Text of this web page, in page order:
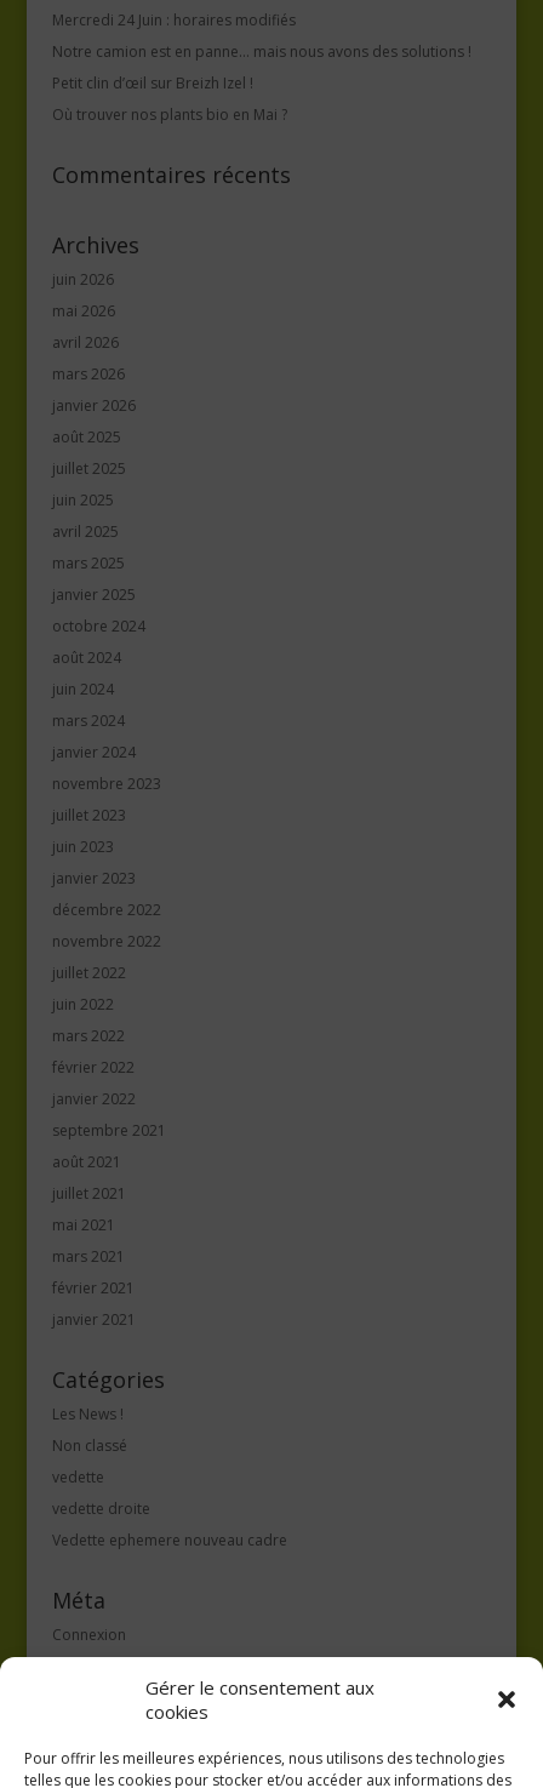
Gérer le consentement aux
cookies
Pour offrir les meilleures expériences, nous utilisons des technologies
telles que les cookies pour stocker et/ou accéder aux informations des
Mercredi 24 Juin : horaires modifiés
Notre camion est en panne… mais nous avons des solutions !
Petit clin d’œil sur Breizh Izel !
Où trouver nos plants bio en Mai ?
Commentaires récents
Archives
juin 2026
mai 2026
avril 2026
mars 2026
janvier 2026
août 2025
juillet 2025
juin 2025
avril 2025
mars 2025
janvier 2025
octobre 2024
août 2024
juin 2024
mars 2024
janvier 2024
novembre 2023
juillet 2023
juin 2023
janvier 2023
décembre 2022
novembre 2022
juillet 2022
juin 2022
mars 2022
février 2022
janvier 2022
septembre 2021
août 2021
juillet 2021
mai 2021
mars 2021
février 2021
janvier 2021
Catégories
Les News !
Non classé
vedette
vedette droite
Vedette ephemere nouveau cadre
Méta
Connexion
Flux des commentaires